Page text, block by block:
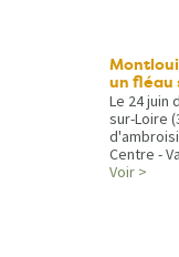
un fléau
Le 24 juin
sur-Loire
Centre -
Voir >